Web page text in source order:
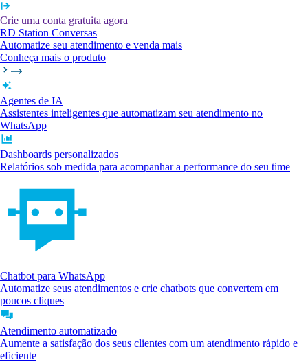
Crie uma conta gratuita agora
RD Station Conversas
Automatize seu atendimento e venda mais
Conheça mais o produto
Agentes de IA
Assistentes inteligentes que automatizam seu atendimento no
WhatsApp
Dashboards personalizados
Relatórios sob medida para acompanhar a performance do seu time
Chatbot para WhatsApp
Automatize seus atendimentos e crie chatbots que convertem em
poucos cliques
Atendimento automatizado
Aumente a satisfação dos seus clientes com um atendimento rápido e
eficiente